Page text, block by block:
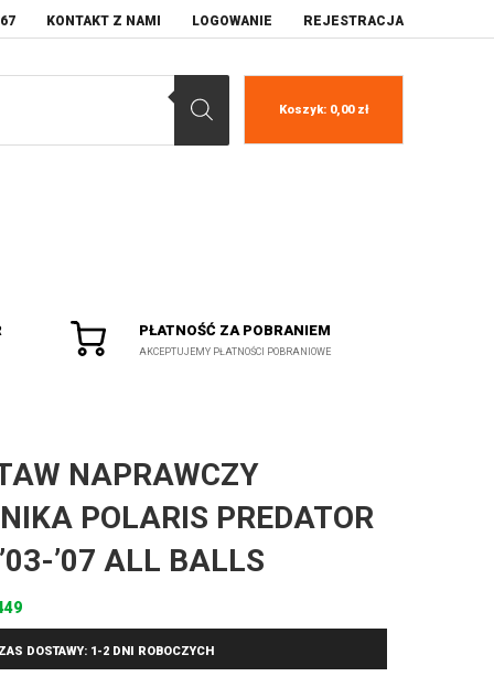
KONTAKT Z NAMI LOGOWANIE REJESTRACJA
Koszyk: 0,00 zł
PŁATNOŚĆ ZA POBRANIEM
AKCEPTUJEMY PŁATNOŚCI POBRANIOWE
NAPRAWCZY
POLARIS PREDATOR
’07 ALL BALLS
DOSTAWY: 1-2 DNI ROBOCZYCH